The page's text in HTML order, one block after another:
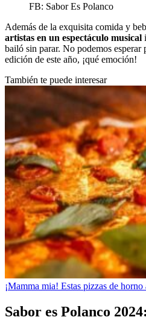
FB: Sabor Es Polanco
Además de la exquisita comida y
artistas en un espectáculo musical
bailó sin parar. No podemos esperar
edición de este año, ¡qué emoción!
También te puede interesar
¡Mamma mia! Estas pizzas de
Sabor es Polanco